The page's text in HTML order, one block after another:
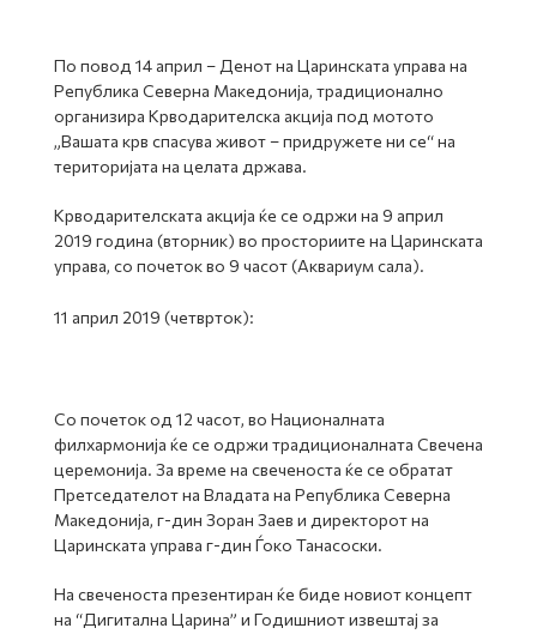
По повод 14 април – Денот на Царинската управа на
Република Северна Македонија, традиционално
организира Крводарителска акција под мотото
„Вашата крв спасува живот – придружете ни се“ на
територијата на целата држава.
Крводарителската акција ќе се одржи на 9 април
2019 година (вторник) во просториите на Царинската
управа, со почеток во 9 часот (Аквариум сала).
11 април 2019 (четврток):
Со почеток од 12 часот, во Националната
филхармонија ќе се одржи традиционалната Свечена
церемонија. За време на свеченоста ќе се обратат
Претседателот на Владата на Република Северна
Македонија, г-дин Зоран Заев и директорот на
Царинската управа г-дин Ѓоко Танасоски.
На свеченоста презентиран ќе биде новиот концепт
на “Дигитална Царина” и Годишниот извештај за